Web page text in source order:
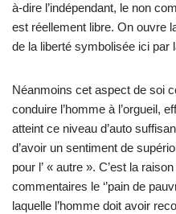
à-dire l’indépendant, le non
est réellement libre. On ouvre
de la liberté symbolisée ici par
Néanmoins cet aspect de soi
conduire l’homme à l’orgueil,
atteint ce niveau d’auto
d’avoir un sentiment de
pour l’ « autre ». C’est la
commentaires le ‘’pain de
laquelle l’homme doit avoir